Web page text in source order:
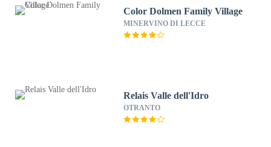
Color Dolmen Family Village
MINERVINO DI LECCE
Relais Valle dell'Idro
OTRANTO